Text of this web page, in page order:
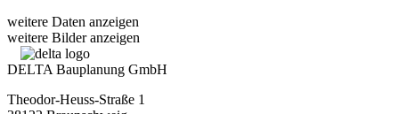
weitere Daten anzeigen
weitere Bilder anzeigen
DELTA Bauplanung GmbH
Theodor-Heuss-Straße 1